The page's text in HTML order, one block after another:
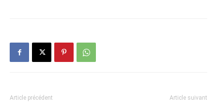
Article précédent Article suivant